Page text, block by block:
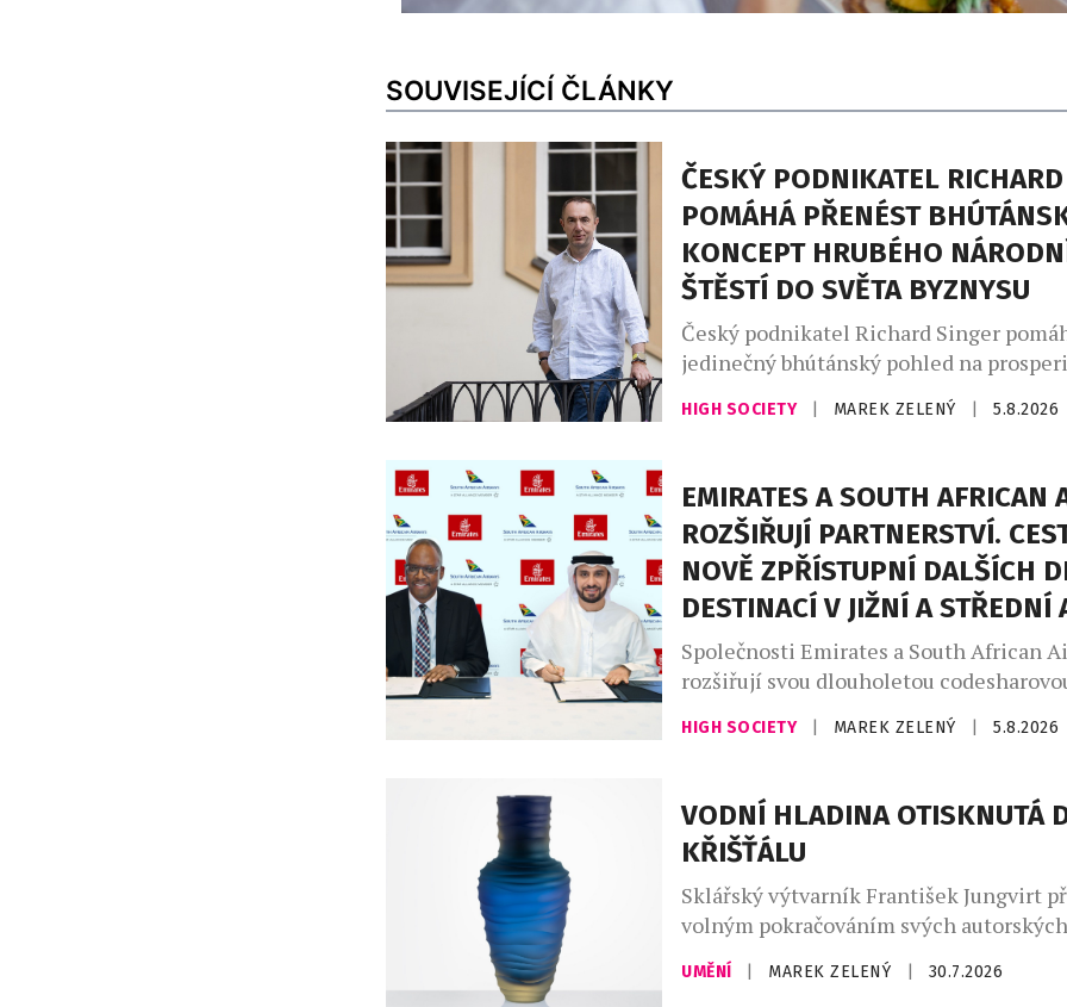
SOUVISEJÍCÍ ČLÁNKY
ČESKÝ PODNIKATEL RICHARD
POMÁHÁ PŘENÉST
KONCEPT HRUBÉHO
ŠTĚSTÍ DO SVĚTA BYZNYSU
Český podnikatel Richard Singer
jedinečný bhútánský pohled na
budoucností světového byznysu. V
známé konceptem hrubého národního
Leadership Institute, který chce
přístup k vedení organizací v době
technologických změn a nástupu
Institut vzniká jako společný projekt
HIGH SOCIETY MAREK ZELENÝ 5.8.2026
EMIRATES A SOUTH AFRICAN
ROZŠIŘUJÍ PARTNERSTVÍ.
NOVĚ ZPŘÍSTUPNÍ DALŠÍCH
DESTINACÍ V JIŽNÍ A STŘEDNÍ
Společnosti Emirates a South African
rozšiřují svou dlouholetou
Nová reciproční dohoda zpřístupní
dalších destinací v jižní a střední Africe
reaguje na rostoucí poptávku po
Jihoafrické republiky, zejména z
získání všech potřebných regulatorních
budou moci zákazníci Emirates […]
HIGH SOCIETY MAREK ZELENÝ 5.8.2026
VODNÍ HLADINA OTISKNUTÁ
KŘIŠŤÁLU
Sklářský výtvarník František Jungvirt
volným pokračováním svých autorských
sběratelských kolekcí Garden Unique a
nyní o dva sběratelské unikáty s
UMĚNÍ MAREK ZELENÝ 30.7.2026